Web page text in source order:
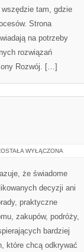
tam, gdzie
Strona
na potrzeby
rozwiązań
Rozwój. […]
ŻYCIA
WYŁĄCZONA
że świadome
decyzji ani
praktyczne
zakupów, podróży,
bardziej
które chcą odkrywać